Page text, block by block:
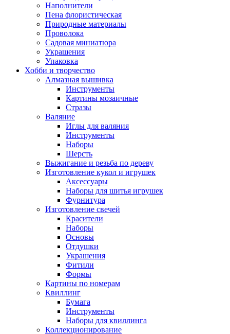
Наполнители
Пена флористическая
Природные материалы
Проволока
Садовая миниатюра
Украшения
Упаковка
Хобби и творчество
Алмазная вышивка
Инструменты
Картины мозаичные
Стразы
Валяние
Иглы для валяния
Инструменты
Наборы
Шерсть
Выжигание и резьба по дереву
Изготовление кукол и игрушек
Аксессуары
Наборы для шитья игрушек
Фурнитура
Изготовление свечей
Красители
Наборы
Основы
Отдушки
Украшения
Фитили
Формы
Картины по номерам
Квиллинг
Бумага
Инструменты
Наборы для квиллинга
Коллекционирование